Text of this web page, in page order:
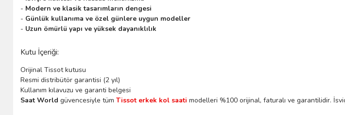
- Modern ve klasik tasarımların dengesi
- Günlük kullanıma ve özel günlere uygun modeller
- Uzun ömürlü yapı ve yüksek dayanıklılık
Kutu İçeriği:
Orijinal Tissot kutusu
Resmi distribütör garantisi (2 yıl)
Kullanım kılavuzu ve garanti belgesi
Saat World güvencesiyle tüm Tissot erkek kol saati modelleri %100 orijinal, faturalı ve garantilidir.